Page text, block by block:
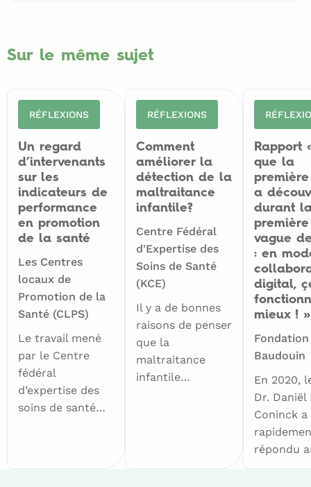
Sur le même sujet
RÉFLEXIONS
Un regard
d’intervenants
sur les
indicateurs de
performance
en promotion
de la santé
Les Centres
locaux de
Promotion de la
Santé (CLPS)
Le travail mené
par le Centre
fédéral
d’expertise des
soins de santé…
RÉFLEXIONS
Comment
améliorer la
détection de la
maltraitance
infantile?
Centre Fédéral
d'Expertise des
Soins de Santé
(KCE)
Il y a de bonnes
raisons de penser
que la
maltraitance
infantile…
Rapport
que la
a
durant
première
vague
: en
digital,
mieux ! »
Fondation
Baudouin
En 2020,
Dr. Daniël
Coninck a
répondu